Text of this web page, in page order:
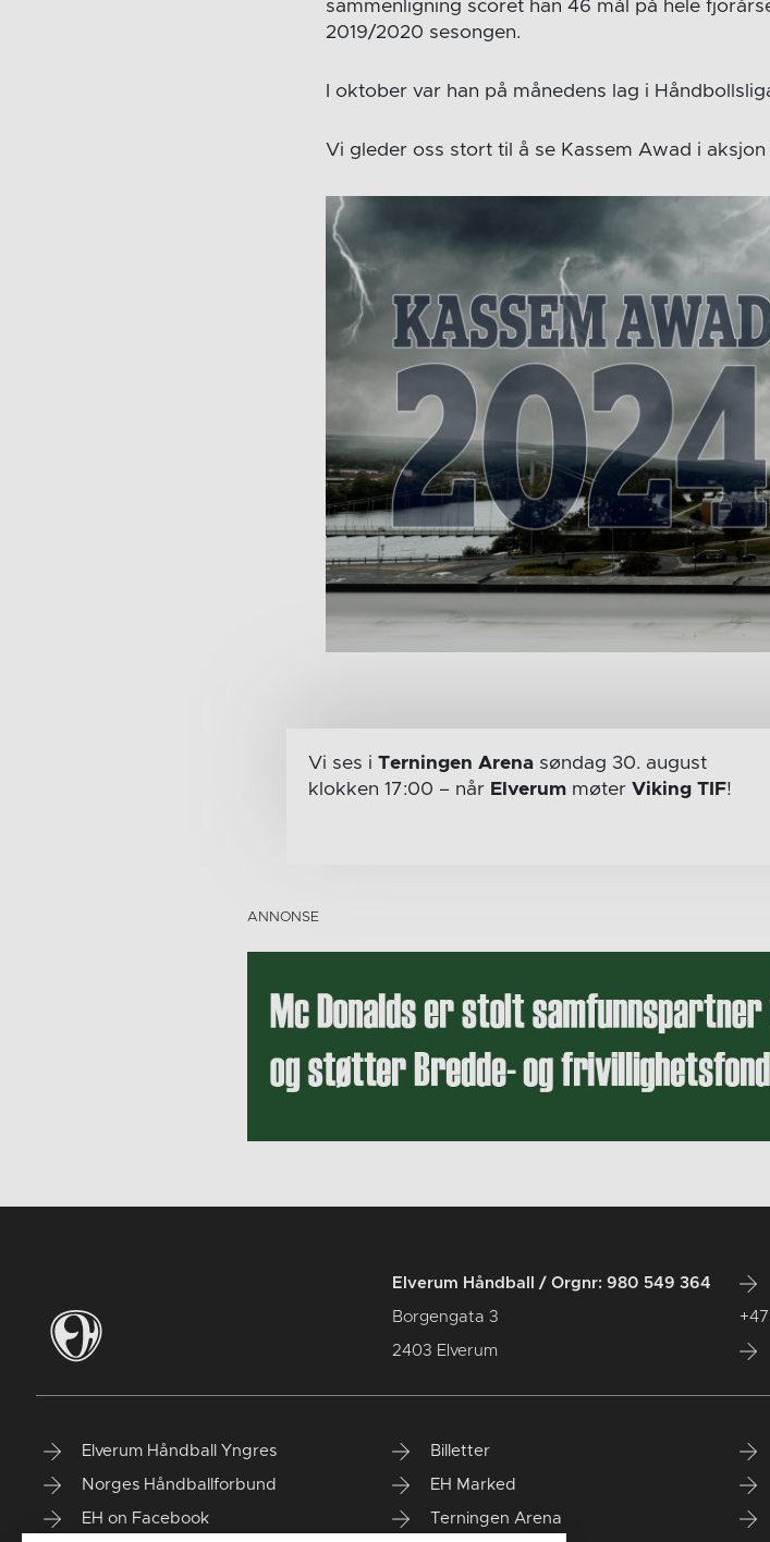
sammenligning scoret han 46 mål på hele
2019/2020 sesongen.
I oktober var han på månedens lag i
Vi gleder oss stort til å se Kassem Awad i
Vi ses i Terningen Arenasøndag 30. august
klokken 17:00 – når Elverummøter Viking TIF!
Elverum Håndball / Orgnr: 980 549 364
Borgengata 3
2403 Elverum
Elverum Håndball Yngres
Norges Håndballforbund
EH on Facebook
Billetter
EH Marked
Terningen Arena